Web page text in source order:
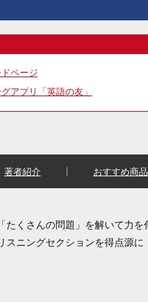
ページ
アプリ「英語の友」
著者紹介 おすすめ商品
たくさんの問題」を解いて力を
ニングセクションを得点源に